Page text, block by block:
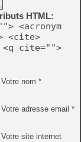
HTML:
<acronym
<cite>
<q cite="">
Votre nom *
Votre adresse email *
Votre site internet